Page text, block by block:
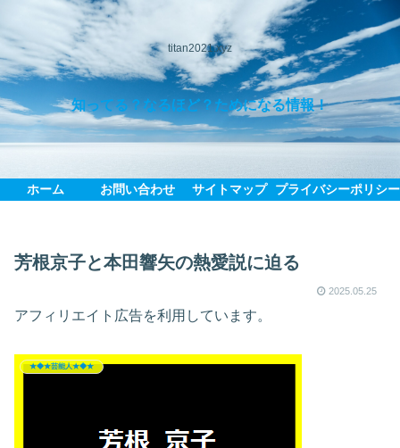
titan2021.xyz
知ってる？なるほど？ためになる情報！
ホーム お問い合わせ サイトマップ プライバシーポリシー
芳根京子と本田響矢の熱愛説に迫る
2025.05.25
アフィリエイト広告を利用しています。
★◆★芸能人★◆★